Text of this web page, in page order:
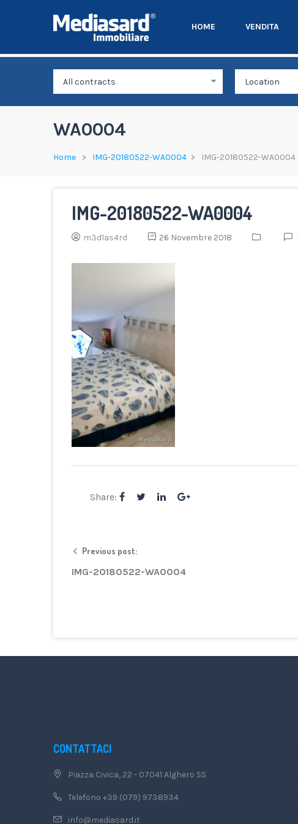
HOME VENDITA
WA0004
Home IMG-20180522-WA0004 IMG-20180522-WA0004
IMG-20180522-WA0004
m3d1as4rd 26 Novembre 2018
Share:
Previous post:
IMG-20180522-WA0004
CONTATTACI
Piazza Civica, 22 - 07041 Alghero SS
Telefono +39 (079) 9738934
info@mediasard.it